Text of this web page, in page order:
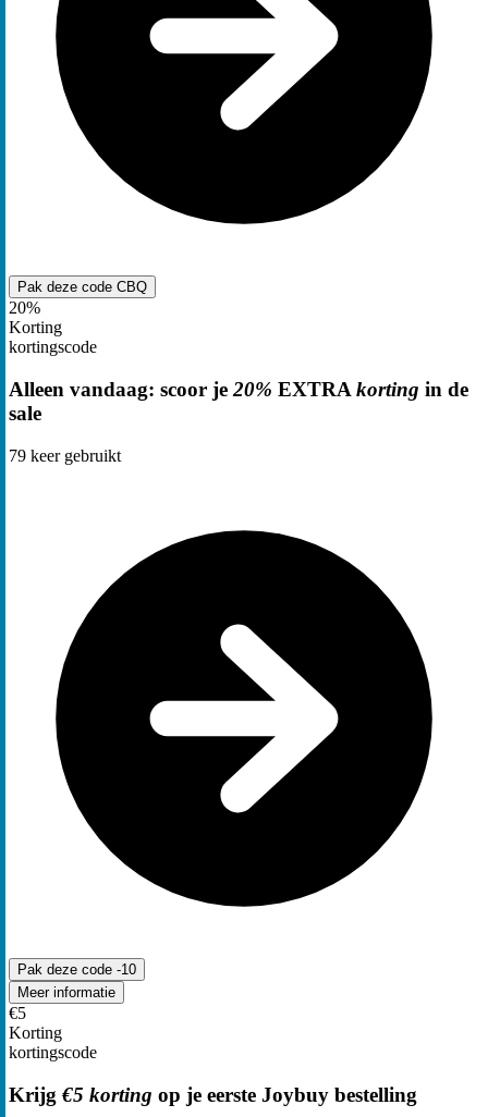
Pak deze code CBQ
20%
Korting
kortingscode
Alleen vandaag: scoor je 20% EXTRA korting in de
sale
79 keer gebruikt
Pak deze code -10
Meer informatie
€5
Korting
kortingscode
Krijg €5 korting op je eerste Joybuy bestelling